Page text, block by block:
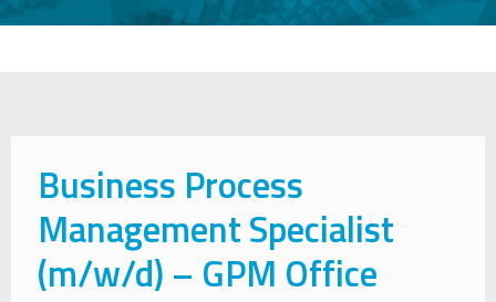
Business Process
Management Specialist
(m/w/d) – GPM Office